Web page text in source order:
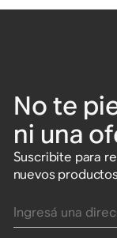
No te
ni una
Suscribite para
nuevos